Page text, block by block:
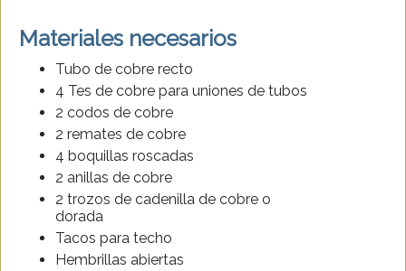
Materiales necesarios
Tubo de cobre recto
4 Tes de cobre para uniones de tubos
2 codos de cobre
2 remates de cobre
4 boquillas roscadas
2 anillas de cobre
2 trozos de cadenilla de cobre o
dorada
Tacos para techo
Hembrillas abiertas